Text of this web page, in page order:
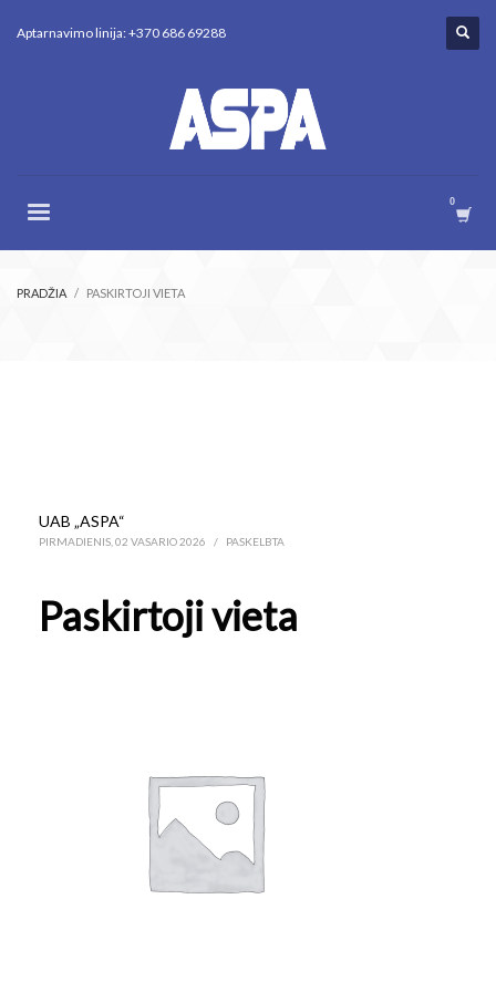
Aptarnavimo linija: +370 686 69288
PRADŽIA PASKIRTOJI VIETA
UAB „ASPA“
PIRMADIENIS, 02 VASARIO 2026 / PASKELBTA
Paskirtoji vieta